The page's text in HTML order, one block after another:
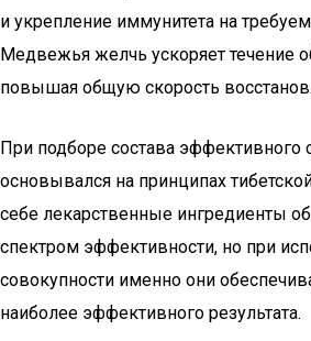
и укрепление иммунитета на
Медвежья желчь ускоряет течение
повышая общую скорость
При подборе состава эффективного
основывался на принципах
себе лекарственные ингредиенты
спектром эффективности, но при
совокупности именно они
наиболее эффективного результата.